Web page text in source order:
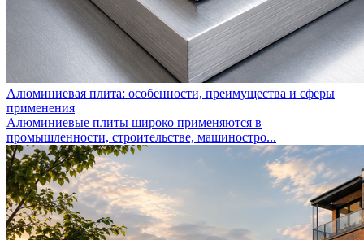
Алюминиевая плита: особенности, преимущества и сферы
применения
Алюминиевые плиты широко применяются в
промышленности, строительстве, машиностро...